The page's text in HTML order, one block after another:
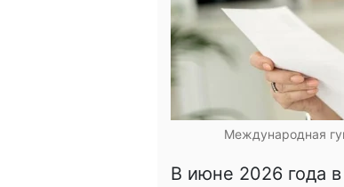
Международная
В июне 2026 года